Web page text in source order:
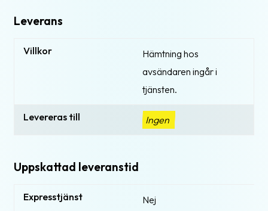
Leverans
Villkor
Hämtning hos
avsändaren ingår i
tjänsten.
Levereras till Ingen
Uppskattad leveranstid
Expresstjänst Nej